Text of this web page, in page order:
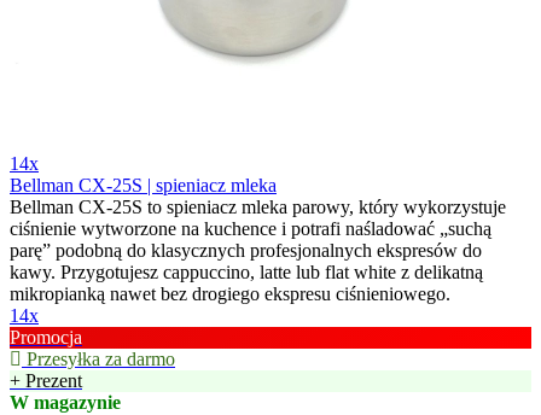
14x
Bellman CX-25S | spieniacz mleka
Bellman CX-25S to spieniacz mleka parowy, który wykorzystuje
ciśnienie wytworzone na kuchence i potrafi naśladować „suchą
parę” podobną do klasycznych profesjonalnych ekspresów do
kawy. Przygotujesz cappuccino, latte lub flat white z delikatną
mikropianką nawet bez drogiego ekspresu ciśnieniowego.
14x
Promocja
Przesyłka za darmo
+ Prezent
W magazynie